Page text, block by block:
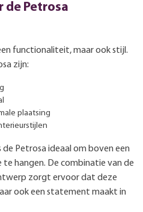
de Petrosa
functionaliteit, maar ook stijl.
zijn:
plaatsing
Petrosa ideaal om boven een
hangen. De combinatie van de
zorgt ervoor dat deze
ook een statement maakt in